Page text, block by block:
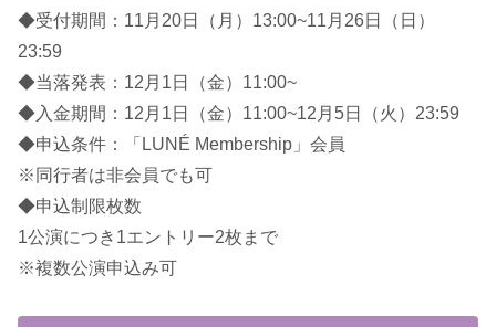
◆受付期間：11月20日（月）13:00~11月26日（日）
23:59
◆当落発表：12月1日（金）11:00~
◆入金期間：12月1日（金）11:00~12月5日（火）23:59
◆申込条件：「LUNÉ Membership」会員
※同行者は非会員でも可
◆申込制限枚数
1公演につき1エントリー2枚まで
※複数公演申込み可